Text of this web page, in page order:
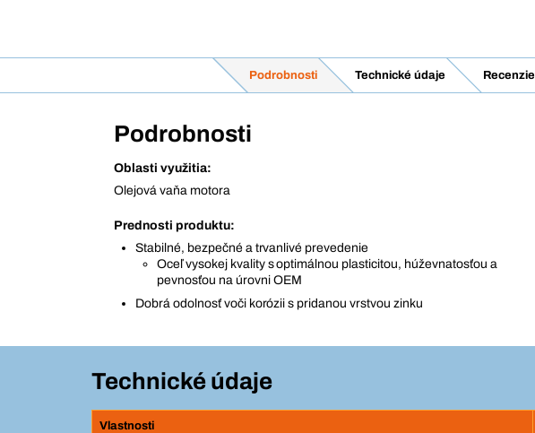
Podrobnosti Technické údaje Recenzie
Podrobnosti
Oblasti využitia:
Olejová vaňa motora
Prednosti produktu:
Stabilné, bezpečné a trvanlivé prevedenie
Oceľ vysokej kvality s optimálnou plasticitou, húževnatosťou a
pevnosťou na úrovni OEM
Dobrá odolnosť voči korózii s pridanou vrstvou zinku
Technické údaje
Vlastnosti